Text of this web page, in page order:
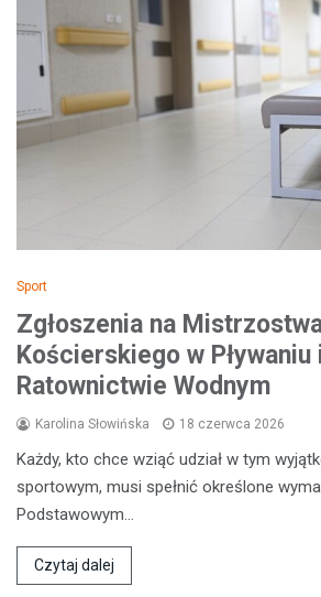
Sport
Zgłoszenia na
Kościerskiego w Pływaniu
Ratownictwie Wodnym
Karolina Słowińska 18 czerwca 2026
Każdy, kto chce wziąć udział w tym
sportowym, musi spełnić określone
Podstawowym…
Czytaj dalej